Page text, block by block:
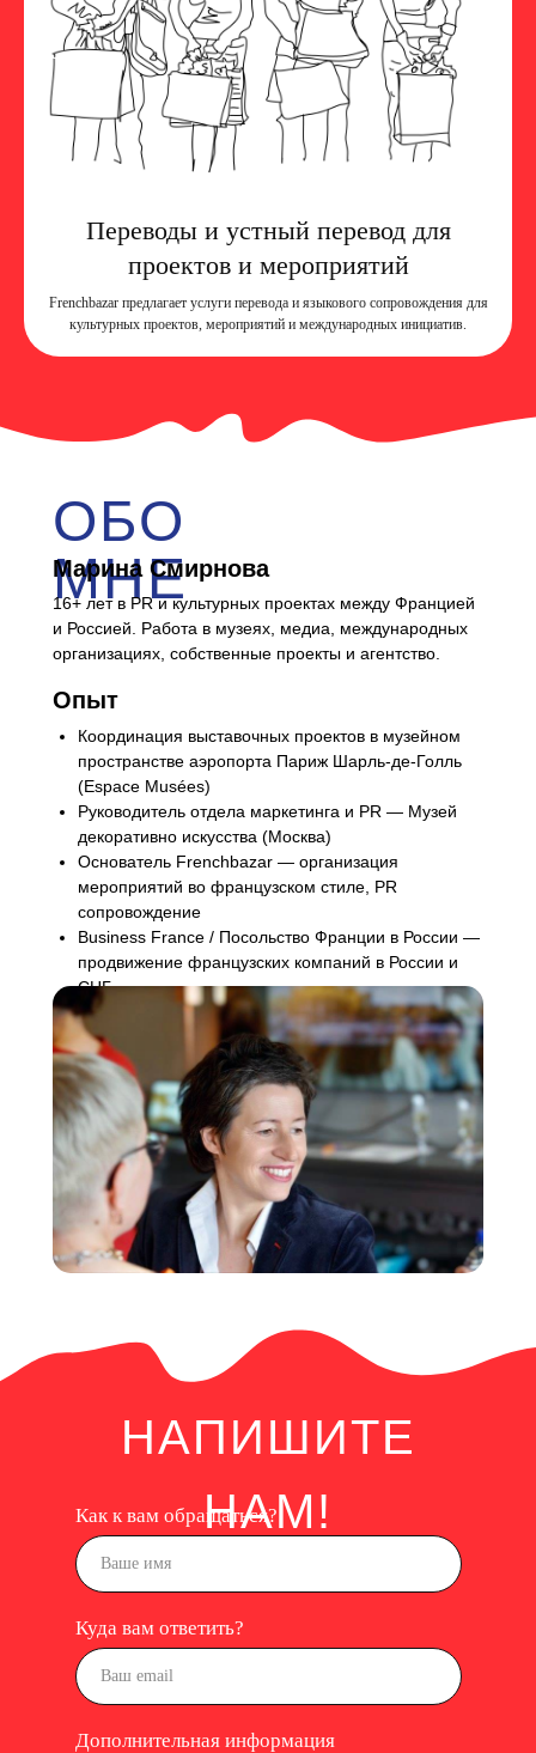
Переводы и устный перевод для
проектов и мероприятий
Frenchbazar предлагает услуги перевода и языкового сопровождения для
культурных проектов, мероприятий и международных инициатив.
ОБО
МНЕ
Координация выставочных проектов в музейном
пространстве аэропорта Париж Шарль-де-Голль
(Espace Musées)
Руководитель отдела маркетинга и PR — Музей
декоративно искусства (Москва)
Основатель Frenchbazar — организация
мероприятий во французском стиле, PR
сопровождение
Business France / Посольство Франции в России —
продвижение французских компаний в России и
СНГ
Журналист, редактор, продюсер Bilingue FR/RU
16+ лет в PR и культурных проектах между Францией
и Россией. Работа в музеях, медиа, международных
организациях, собственные проекты и агентство.
Опыт
Марина Смирнова
НАПИШИТЕ
НАМ!
Как к вам обращаться?
Куда вам ответить?
Дополнительная информация